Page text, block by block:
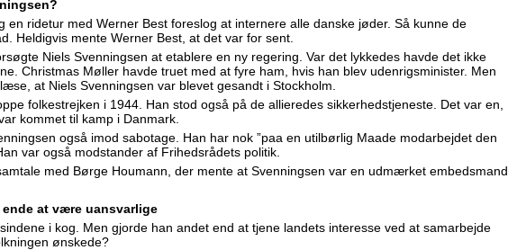
en ridetur med Werner Best foreslog at internere alle danske jøder. Så kunne de
Heldigvis mente Werner Best, at det var for sent.
Niels Svenningsen at etablere en ny regering. Var det lykkedes havde det ikke
Christmas Møller havde truet med at fyre ham, hvis han blev udenrigsminister. Men
at Niels Svenningsen var blevet gesandt i Stockholm.
folkestrejken i 1944. Han stod også på de allieredes sikkerhedstjeneste. Det var en,
kommet til kamp i Danmark.
også imod sabotage. Han har nok ”paa en utilbørlig Maade modarbejdet den
var også modstander af Frihedsrådets politik.
med Børge Houmann, der mente at Svenningsen var en udmærket embedsmand.
at være uansvarlige
i kog. Men gjorde han andet end at tjene landets interesse ved at samarbejde
ønskede?